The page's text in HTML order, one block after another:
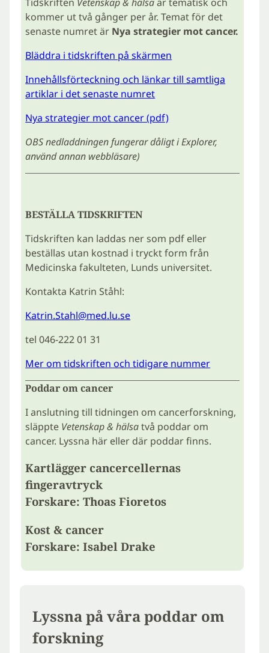
kommer ut två gånger per år. Temat för det
senaste numret är Nya strategier mot cancer.
Bläddra i tidskriften på skärmen
Innehållsförteckning och länkar till samtliga
artiklar i det senaste numret
Nya strategier mot cancer (pdf)
OBS nedladdningen fungerar dåligt i Explorer,
använd annan webbläsare)
BESTÄLLA TIDSKRIFTEN
Tidskriften kan laddas ner som pdf eller
beställas utan kostnad i tryckt form från
Medicinska fakulteten, Lunds universitet.
Kontakta Katrin Ståhl:
Katrin.Stahl@med.lu.se
tel 046-222 01 31
Mer om tidskriften och tidigare nummer
Poddar om cancer
I anslutning till tidningen om cancerforskning,
släppte Vetenskap & hälsatvå poddar om
cancer. Lyssna här eller där poddar finns.
Kartlägger cancercellernas
fingeravtryck
Forskare: Thoas Fioretos
Kost & cancer
Forskare: Isabel Drake
Lyssna på våra poddar om
forskning